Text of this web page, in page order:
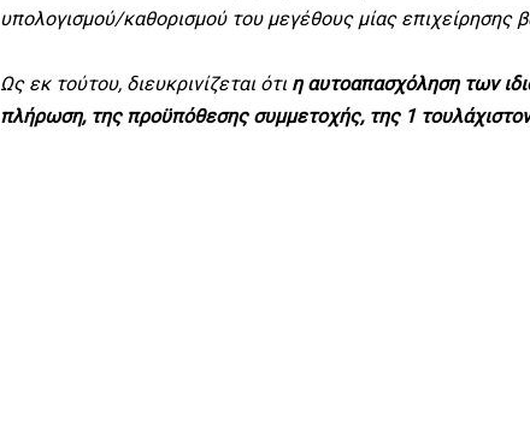
υπολογισμού/καθορισμού του μεγέθους μίας
Ως εκ τούτου, διευκρινίζεται ότι η αυτοαπασχόληση των
πλήρωση, της προϋπόθεσης συμμετοχής, της 1